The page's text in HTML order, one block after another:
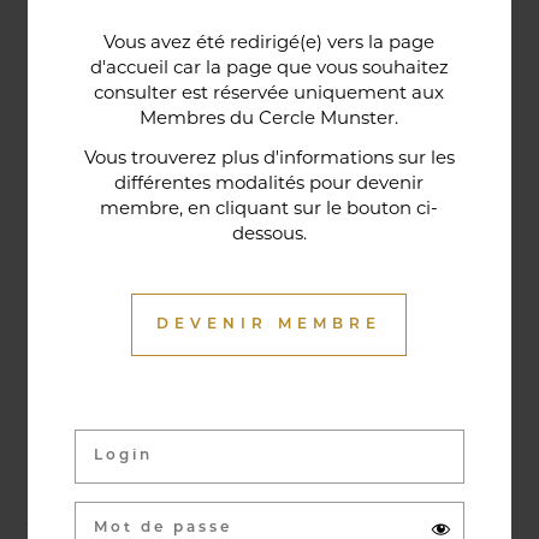
Vous avez été redirigé(e) vers la page
d'accueil car la page que vous souhaitez
consulter est réservée uniquement aux
Membres du Cercle Munster.
Vous trouverez plus d'informations sur les
différentes modalités pour devenir
membre, en cliquant sur le bouton ci-
dessous.
DEVENIR MEMBRE
historique de la maison, relie le bar au restaurant ;
cette trace du passé rappelle la tradition du bien-
être en ces lieux et de l'accueil chaleureux qui
contribuent à la réputation de l'établissement. Ce
restaurant gastronomique a été entièrement
relooké en janvier 2020. Notre chef vous propose
vous surprendre.
Activités & évènements